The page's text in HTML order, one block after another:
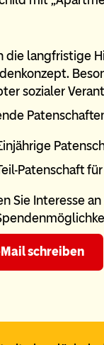
die langfristige
sozialer
Patenschaft
Sie Interesse
schreiben